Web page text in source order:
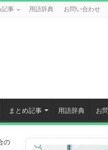
記事 用語辞典 お問い合わせ
まとめ記事 用語辞典 お
の